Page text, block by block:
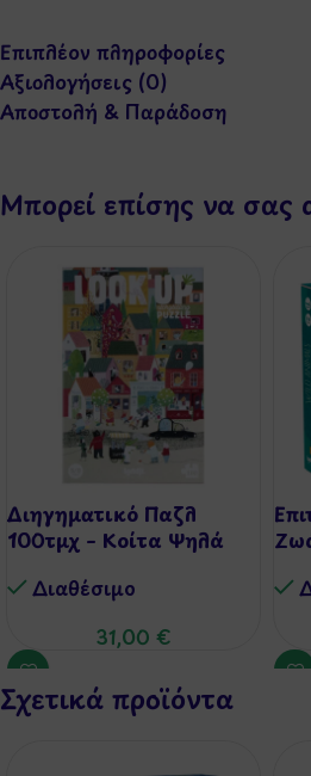
Επιπλέον πληροφορίες
Αξιολογήσεις (0)
Αποστολή & Παράδοση
Μπορεί επίσης να σας
Διηγηματικό Παζλ
100τμχ – Κοίτα Ψηλά
Διαθέσιμo
31,00 €
Σχετικά προϊόντα